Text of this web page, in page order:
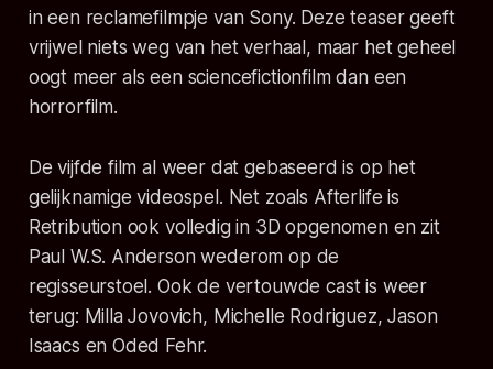
in een reclamefilmpje van Sony. Deze teaser geeft
vrijwel niets weg van het verhaal, maar het geheel
oogt meer als een sciencefictionfilm dan een
horrorfilm.
De vijfde film al weer dat gebaseerd is op het
gelijknamige videospel. Net zoals Afterlife is
Retribution ook volledig in 3D opgenomen en zit
Paul W.S. Anderson wederom op de
regisseurstoel. Ook de vertouwde cast is weer
terug: Milla Jovovich, Michelle Rodriguez, Jason
Isaacs en Oded Fehr.